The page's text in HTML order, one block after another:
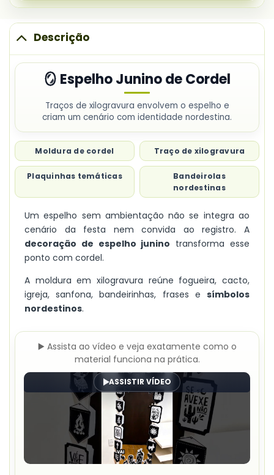
Lembrancinha
Junino
Cordel
Descrição
🪞 Espelho Junino de Cordel
Traços de xilogravura envolvem o espelho e
criam um cenário com identidade nordestina.
Moldura de cordel Traço de xilogravura
Plaquinhas temáticas
Bandeirolas
nordestinas
Um espelho sem ambientação não se integra ao
cenário da festa nem convida ao registro. A
decoração de espelho junino transforma esse
ponto com cordel.
A moldura em xilogravura reúne fogueira, cacto,
igreja, sanfona, bandeirinhas, frases e símbolos
nordestinos.
▶️ Assista ao vídeo e veja exatamente como o
material funciona na prática.
ASSISTIR VÍDEO